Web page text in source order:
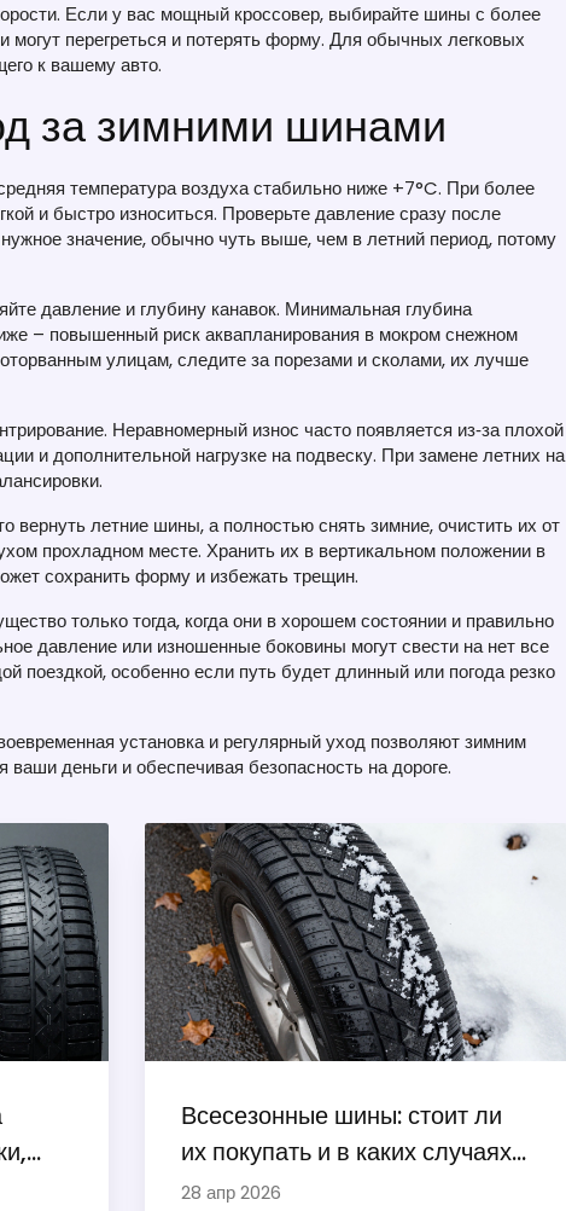
Если у вас мощный кроссовер, выбирайте шины с более
могут перегреться и потерять форму. Для обычных легковых
к вашему авто.
за зимними шинами
температура воздуха стабильно ниже +7°C. При более
и быстро износиться. Проверьте давление сразу после
значение, обычно чуть выше, чем в летний период, потому
давление и глубину канавок. Минимальная глубина
– повышенный риск аквапланирования в мокром снежном
улицам, следите за порезами и сколами, их лучше
Неравномерный износ часто появляется из‑за плохой
и дополнительной нагрузке на подвеску. При замене летних на
вернуть летние шины, а полностью снять зимние, очистить их от
прохладном месте. Хранить их в вертикальном положении в
сохранить форму и избежать трещин.
только тогда, когда они в хорошем состоянии и правильно
давление или изношенные боковины могут свести на нет все
поездкой, особенно если путь будет длинный или погода резко
установка и регулярный уход позволяют зимним
деньги и обеспечивая безопасность на дороге.
Всесезонные шины: стоит ли
их покупать и в каких случаях
они работают
28 апр 2026